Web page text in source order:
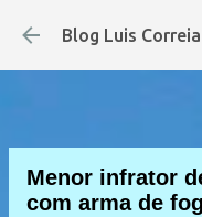
Pular
Blog Luis Correia
Menor infrator
com arma de